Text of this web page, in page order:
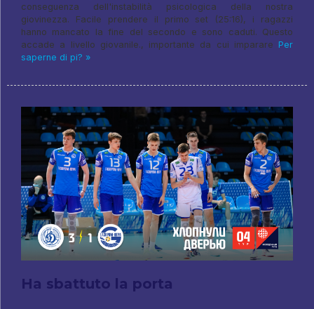
conseguenza dell'instabilità psicologica della nostra
giovinezza. Facile prendere il primo set (25:16), i ragazzi
hanno mancato la fine del secondo e sono caduti. Questo
accade a livello giovanile., importante da cui imparare Per
saperne di pi? »
Ha sbattuto la porta